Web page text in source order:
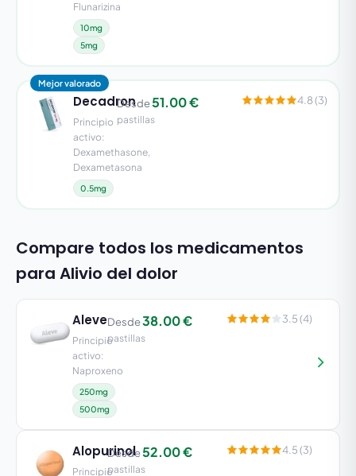
Flunarizina
10mg
5mg
Mejor valorado
Decadron
Principio
activo:
Dexamethasone,
Dexametasona
0.5mg
Desde51.00 €
pastillas
4.8 (3)
Compare todos los medicamentos
para Alivio del dolor
Aleve
Principio
activo:
Naproxeno
250mg
500mg
Desde38.00 €
pastillas
3.5 (4)
Alopurinol
Principio
Desde52.00 €
pastillas
4.5 (3)